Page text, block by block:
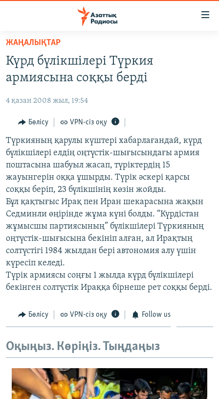
Skip
main
content
Skip
to
Navigation
Skip
to
Search
ЖАҢАЛЫҚТАР
САЯСАТ
AZATTYQTV
ҚАҢТАР ОҚИҒАСЫ
АДАМ ҚҰҚЫҚТАРЫ
ӘЛЕУМЕТ
ӘЛЕМ
АРНАЙЫ ЖОБАЛАР
Русский
ЖАЗЫЛЫҢЫЗ
Басқа тілдерде
ЖАҢАЛЫҚТАР
Күрд бүлікшілері Түркия
армиясына соққы берді
4 қазан 2008 жыл, 19:54
Бөлісу VPN-сіз оқу
Түркияның қарулы күштері хабарлағандай, күрд
бүлікшілері елдің оңтүстік-шығысындағы армия
поштасына шабуыл жасап, түріктердің 15
жауынгерін оққа ұшырды. Түрік әскері қарсы
соққы беріп, 23 бүлікшінің көзін жойды.
Бұл қақтығыс Ирақ пен Иран шекарасына жақын
Седминли өңірінде жұма күні болды. “Күрдістан
жұмысшы партиясының” бүлікшілері Түркияның
оңтүстік-шығысына бекініп алған, ал Ирақтың
солтүстігі 1984 жылдан бері автономия алу үшін
күресіп келеді.
Түрік армиясы соңғы 1 жылда күрд бүлікшілері
бекінген солтүстік Ираққа бірнеше рет соққы берді.
Бөлісу VPN-сіз оқу Follow us
Оқыңыз. Көріңіз. Тыңдаңыз